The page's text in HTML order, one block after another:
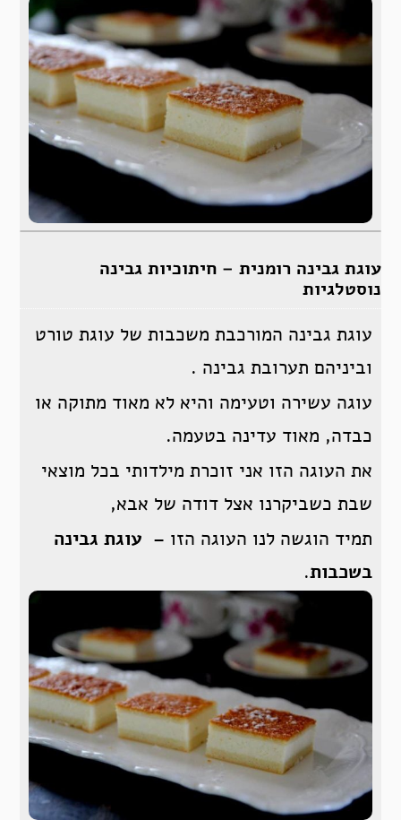
עוגת גבינה רומנית – חיתוכיות גבינה
נוסטלגיות
עוגת גבינה המורכבת משכבות של עוגת טורט
וביניהם תערובת גבינה .
עוגה עשירה וטעימה והיא לא מאוד מתוקה או
כבדה, מאוד עדינה בטעמה.
את העוגה הזו אני זוכרת מילדותי בכל מוצאי
שבת כשביקרנו אצל דודה של אבא,
תמיד הוגשה לנו העוגה הזו – עוגת גבינה
בשכבות.